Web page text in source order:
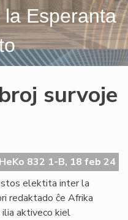
Esperanta
survoje
HeKo 832 1-B, 18 feb 24
elektita inter la
redaktado ĉe Afrika
aktiveco kiel